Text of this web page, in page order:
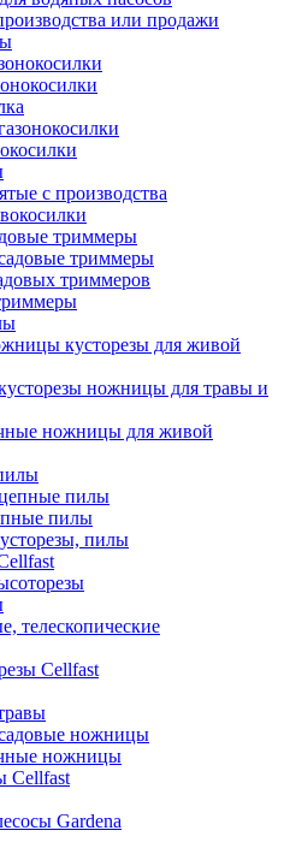
или продажи
с производства
триммеры
триммеры
триммеров
кусторезы для живой
ножницы для травы и
ножницы для живой
пилы
пилы
пилы
телескопические
Cellfast
ножницы
ножницы
Cellfast
Gardena